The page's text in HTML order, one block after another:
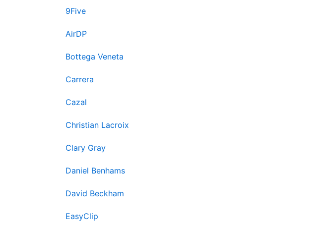
9Five
AirDP
Bottega Veneta
Carrera
Cazal
Christian Lacroix
Clary Gray
Daniel Benhams
David Beckham
EasyClip